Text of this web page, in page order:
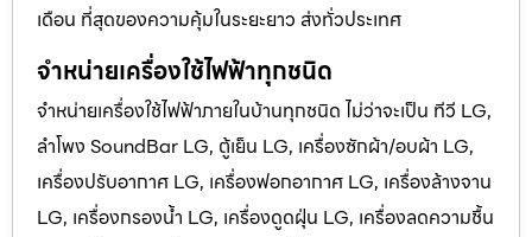
เดือน ที่สุดของความคุ้มในระยะยาว ส่งทั่วประเทศ
จำหน่ายเครื่องใช้ไฟฟ้าทุกชนิด
จำหน่ายเครื่องใช้ไฟฟ้าภายในบ้านทุกชนิด ไม่ว่าจะเป็น ทีวี LG,
ลำโพง SoundBar LG, ตู้เย็น LG, เครื่องซักผ้า/อบผ้า LG,
เครื่องปรับอากาศ LG, เครื่องฟอกอากาศ LG, เครื่องล้างจาน
LG, เครื่องกรองน้ำ LG, เครื่องดูดฝุ่น LG, เครื่องลดความชื้น